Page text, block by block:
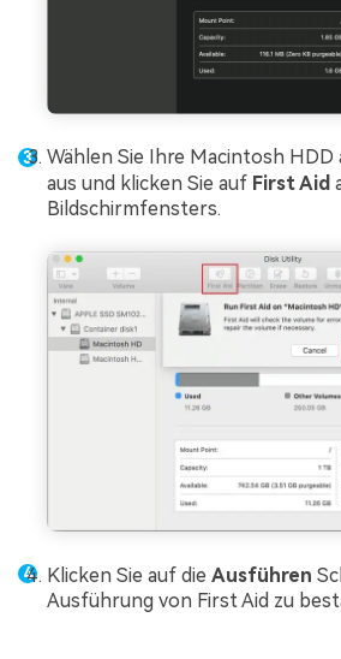
Wählen Sie Ihre Macintosh
aus und klicken Sie auf First Aid
Bildschirmfensters.
Klicken Sie auf die Ausführen
Ausführung von First Aid zu